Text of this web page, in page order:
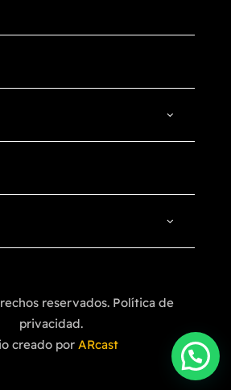
reservados. Política de
privacidad.
creado por ARcast